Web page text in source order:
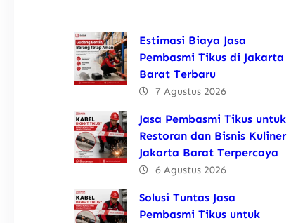
Estimasi Biaya Jasa
Pembasmi Tikus di Jakarta
Barat Terbaru
7 Agustus 2026
Jasa Pembasmi Tikus untuk
Restoran dan Bisnis Kuliner
Jakarta Barat Terpercaya
6 Agustus 2026
Solusi Tuntas Jasa
Pembasmi Tikus untuk